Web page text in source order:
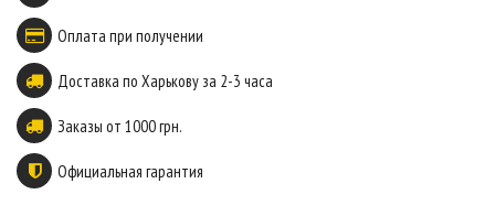
Оплата при получении
Доставка по Харькову за 2-3 часа
Заказы от 1000 грн.
Официальная гарантия